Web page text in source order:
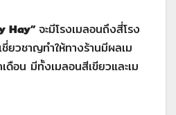
Hay” จะมีโรงเมลอนถึงสี่โรง
วชาญทำให้ทางร้านมีผลเม
ดือน มีทั้งเมลอนสีเขียวและเม